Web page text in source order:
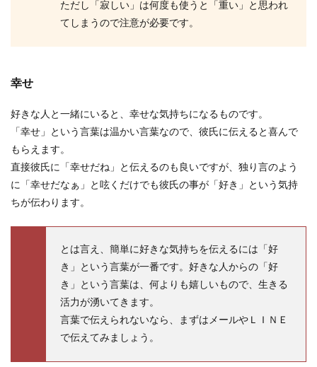
ただし「寂しい」は何度も使うと「重い」と思われ
てしまうので注意が必要です。
幸せ
好きな人と一緒にいると、幸せな気持ちになるものです。
「幸せ」という言葉は温かい言葉なので、彼氏に伝えると喜んで
もらえます。
直接彼氏に「幸せだね」と伝えるのも良いですが、独り言のよう
に「幸せだなぁ」と呟くだけでも彼氏の事が「好き」という気持
ちが伝わります。
とは言え、簡単に好きな気持ちを伝えるには「好
き」という言葉が一番です。好きな人からの「好
き」という言葉は、何よりも嬉しいもので、生きる
活力が湧いてきます。
言葉で伝えられないなら、まずはメールやＬＩＮＥ
で伝えてみましょう。